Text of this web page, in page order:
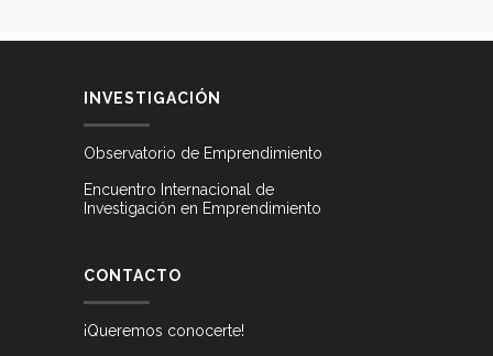
INVESTIGACIÓN
Observatorio de Emprendimiento
Encuentro Internacional de
Investigación en Emprendimiento
CONTACTO
¡Queremos conocerte!